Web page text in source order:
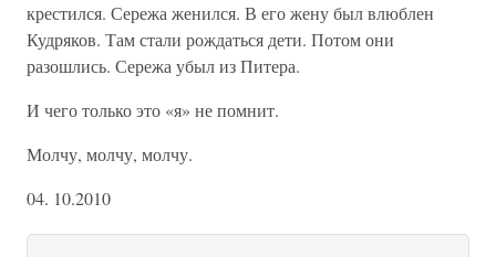
крестился. Сережа женился. В его жену был влюблен
Кудряков. Там стали рождаться дети. Потом они
разошлись. Сережа убыл из Питера.
И чего только это «я» не помнит.
Молчу, молчу, молчу.
04. 10.2010